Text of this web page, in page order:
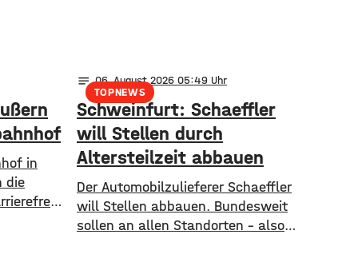
in
die
TOPNEWS
notes 06. August 2026 05:49
Schweinfurt: Schaeffler
will Stellen durch
Altersteilzeit abbauen
Der Automobilzulieferer Schaeffler
will Stellen abbauen. Bundesweit
sollen an allen Standorten – also